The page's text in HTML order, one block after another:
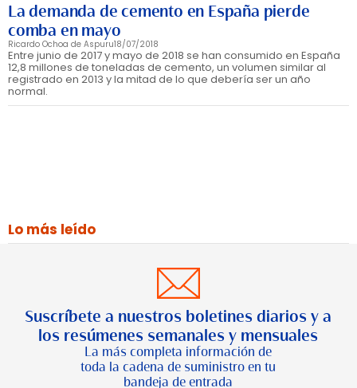
La demanda de cemento en España pierde
comba en mayo
Ricardo Ochoa de Aspuru18/07/2018
Entre junio de 2017 y mayo de 2018 se han consumido en España
12,8 millones de toneladas de cemento, un volumen similar al
registrado en 2013 y la mitad de lo que debería ser un año
normal.
Lo más leído
Suscríbete a nuestros boletines diarios y a
los resúmenes semanales y mensuales
La más completa información de
toda la cadena de suministro en tu
bandeja de entrada